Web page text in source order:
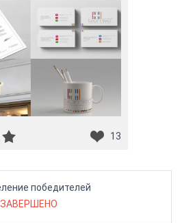
13
победителей
ЗАВЕРШЕНО